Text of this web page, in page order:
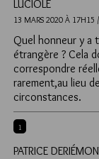
LUCIOLE
13 MARS 2020 À 17H15 /
Quel honneur y a
étrangère ? Cela
correspondre
rarement,au lieu
circonstances.
1
PATRICE